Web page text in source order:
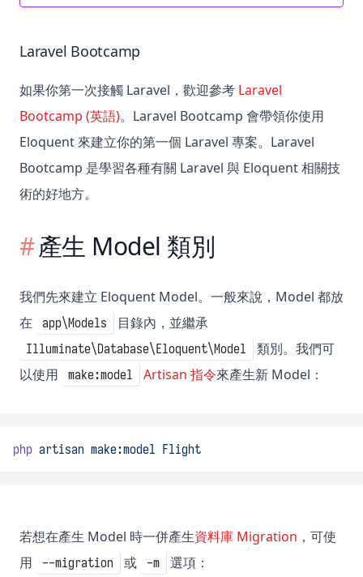
Laravel Bootcamp
如果你第一次接觸 Laravel，歡迎參考 Laravel
Bootcamp (英語)。Laravel Bootcamp 會帶領你使用
Eloquent 來建立你的第一個 Laravel 專案。Laravel
Bootcamp 是學習各種有關 Laravel 與 Eloquent 相關技
術的好地方。
產生 Model 類別
我們先來建立 Eloquent Model。一般來說，Model 都放
在
app\Models 目錄內，並繼承
Illuminate\Database\Eloquent\Model
類別。我們可
以使用
make:model Artisan 指令來產生新 Model：
php artisan make:model Flight
若想在產生 Model 時一併產生資料庫 Migration ，可使
用
--migration 或 -m 選項：